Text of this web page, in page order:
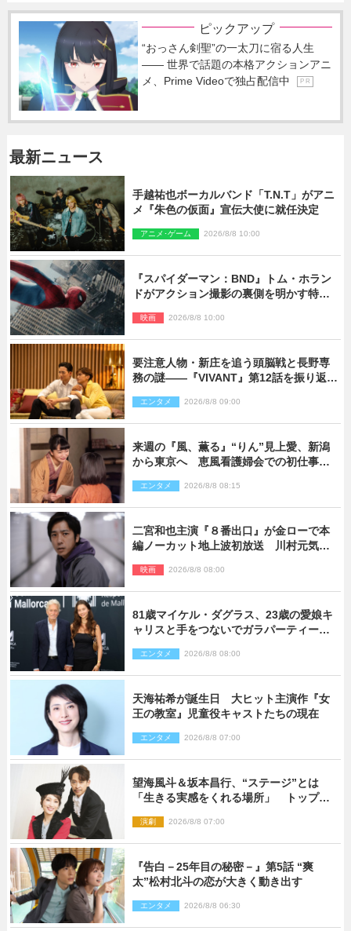
ピックアップ
“おっさん剣聖”の一太刀に宿る人生
―― 世界で話題の本格アクションアニ
メ、Prime Videoで独占配信中
P R
最新ニュース
手越祐也ボーカルバンド「T.N.T」がアニ
メ『朱色の仮面』宣伝大使に就任決定
アニメ･ゲーム 2026/8/8 10:00
『スパイダーマン：BND』トム・ホラン
ドがアクション撮影の裏側を明かす特別
映画 2026/8/8 10:00
要注意人物・新庄を追う頭脳戦と長野専
務の謎――『VIVANT』第12話を振り返
エンタメ 2026/8/8 09:00
来週の『風、薫る』“りん”見上愛、新潟
から東京へ 恵風看護婦会での初仕事に
エンタメ 2026/8/8 08:15
二宮和也主演『８番出口』が金ローで本
編ノーカット地上波初放送 川村元気監
映画 2026/8/8 08:00
81歳マイケル・ダグラス、23歳の愛娘キ
ャリスと手をつないでガラパーティーに
エンタメ 2026/8/8 08:00
天海祐希が誕生日 大ヒット主演作『女
王の教室』児童役キャストたちの現在
エンタメ 2026/8/8 07:00
望海風斗＆坂本昌行、“ステージ”とは
「生きる実感をくれる場所」 トップを
演劇 2026/8/8 07:00
『告白－25年目の秘密－』第5話 “爽
太”松村北斗の恋が大きく動き出す
エンタメ 2026/8/8 06:30